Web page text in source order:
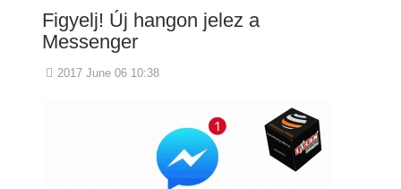
Figyelj! Új hangon jelez a
Messenger
2017 June 06 10:38